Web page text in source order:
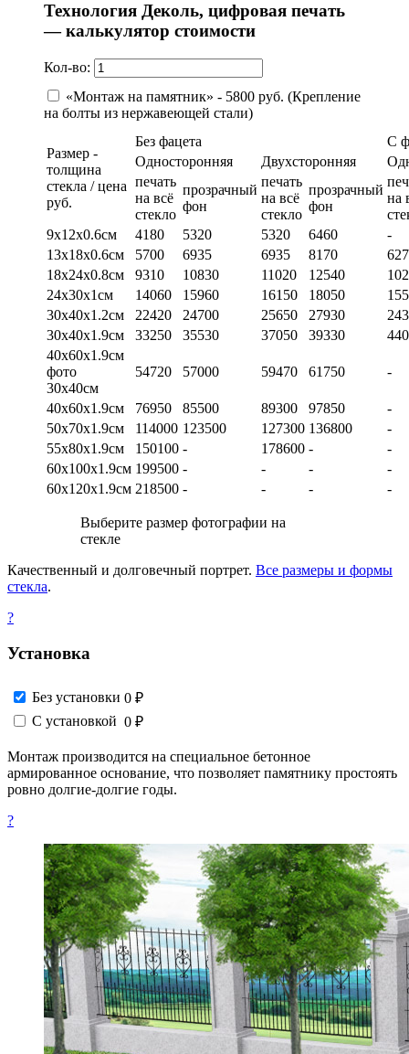
Технология Деколь, цифровая печать
— калькулятор стоимости
Кол-во:
«Монтаж на памятник» - 5800 руб. (Крепление
на болты из нержавеющей стали)
Размер -
толщина
стекла / цена
руб.
Без фацета
С
Односторонняя
Двухсторонняя
печать
на всё
стекло
прозрачный
фон
печать
на всё
стекло
прозрачный
фон
на
9х12х0.6см
4180 5320 5320 6460
-
13х18х0.6см
5700 6935 6935 8170
18х24х0.8см
9310 10830 11020 12540
24х30х1см
14060 15960 16150 18050
30х40х1.2см
22420 24700 25650 27930
30х40х1.9см
33250 35530 37050 39330
40х60х1.9см
фото
30х40см
54720 57000 59470 61750 -
40х60х1.9см 76950 85500 89300 97850
-
50х70х1.9см
114000 123500 127300 136800
-
55х80х1.9см
150100 - 178600 -
-
60х100х1.9см 199500 - - -
-
60х120х1.9см 218500 - - - -
Выберите размер фотографии на
стекле
Качественный и долговечный портрет. Все размеры и формы
стекла.
?
Установка
Без установки 0 ₽
С установкой 0 ₽
Монтаж производится на специальное бетонное
армированное основание, что позволяет памятнику простоять
ровно долгие-долгие годы.
?